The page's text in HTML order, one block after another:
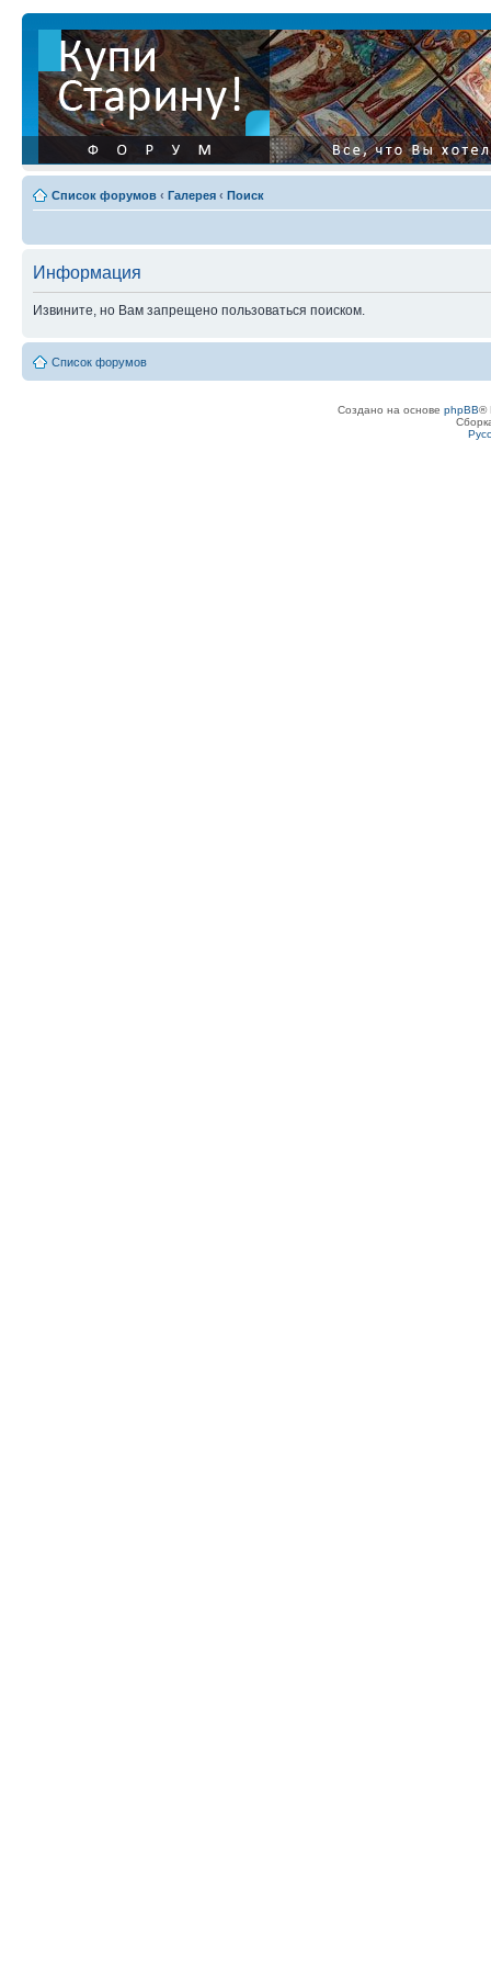
Список форумов ‹ Галерея ‹ Поиск
Информация
Извините, но Вам запрещено пользоваться поиском.
Список форумов
Создано на основе phpBB®